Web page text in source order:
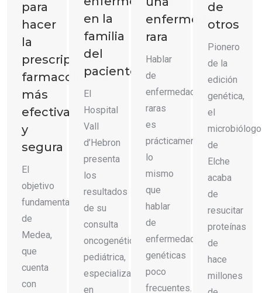
para
hacer
la
prescripción
farmacológica
más
efectiva
y
segura
El
objetivo
fundamental
de
Medea,
que
cuenta
con
en la
familia
del
paciente
El
Hospital
Vall
d’Hebron
presenta
los
resultados
de su
consulta
oncogenética
pediátrica,
especializada
en
enfermedad
rara
Hablar
de
enfermedades
raras
es
prácticamente
lo
mismo
que
hablar
de
enfermedades
genéticas
poco
frecuentes.
de
otros
Pionero
de la
edición
genética,
el
microbiólogo
de
Elche
acaba
de
resucitar
proteínas
de
hace
millones